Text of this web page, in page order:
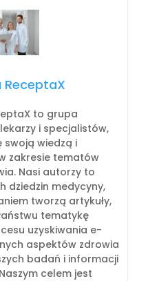
ReceptaX
to grupa
i specjalistów,
swoją wiedzą i
zakresie tematów
Nasi autorzy to
dziedzin medycyny,
tworzą artykuły,
tematykę
uzyskiwania e-
aspektów zdrowia
badań i informacji
celem jest